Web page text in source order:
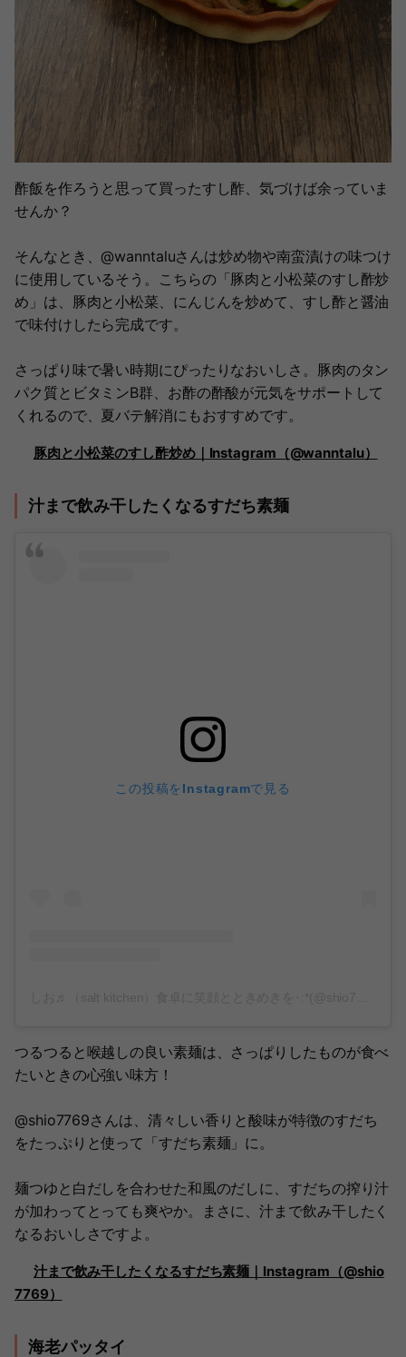
酢飯を作ろうと思って買ったすし酢、気づけば余っていま
せんか？
そんなとき、@wanntaluさんは炒め物や南蛮漬けの味つけ
に使用しているそう。こちらの「豚肉と小松菜のすし酢炒
め」は、豚肉と小松菜、にんじんを炒めて、すし酢と醤油
で味付けしたら完成です。
さっぱり味で暑い時期にぴったりなおいしさ。豚肉のタン
パク質とビタミンB群、お酢の酢酸が元気をサポートして
くれるので、夏バテ解消にもおすすめです。
豚肉と小松菜のすし酢炒め｜Instagram（@wanntalu）
汁まで飲み干したくなるすだち素麺
この投稿をInstagramで見る
つるつると喉越しの良い素麺は、さっぱりしたものが食べ
たいときの心強い味方！
@shio7769さんは、清々しい香りと酸味が特徴のすだち
をたっぷりと使って「すだち素麺」に。
麺つゆと白だしを合わせた和風のだしに、すだちの搾り汁
が加わってとっても爽やか。まさに、汁まで飲み干したく
なるおいしさですよ。
汁まで飲み干したくなるすだち素麺｜Instagram（@shio
7769）
海老パッタイ